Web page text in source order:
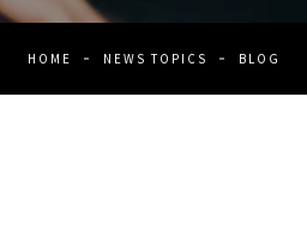
HOME NEWS TOPICS BLOG